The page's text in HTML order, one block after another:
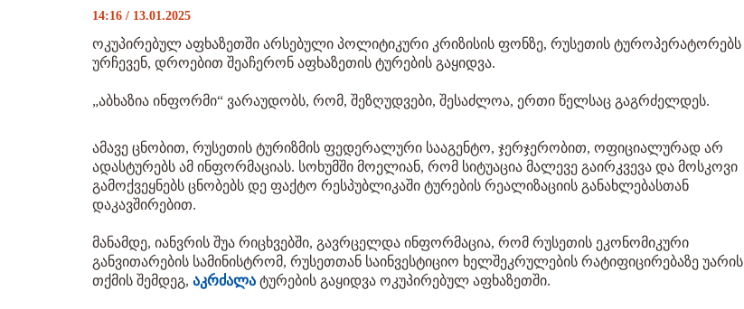
14:16 / 13.01.2025
ოკუპირებულ აფხაზეთში არსებული პოლიტიკური კრიზისის ფონზე, რუსეთის ტუროპერატორებს
ურჩევენ, დროებით შეაჩერონ აფხაზეთის ტურების გაყიდვა.
„აბხაზია ინფორმი“ ვარაუდობს, რომ, შეზღუდვები, შესაძლოა, ერთი წელსაც გაგრძელდეს.
ამავე ცნობით, რუსეთის ტურიზმის ფედერალური სააგენტო, ჯერჯერობით, ოფიციალურად არ
ადასტურებს ამ ინფორმაციას. სოხუმში მოელიან, რომ სიტუაცია მალევე გაირკვევა და მოსკოვი
გამოქვეყნებს ცნობებს დე ფაქტო რესპუბლიკაში ტურების რეალიზაციის განახლებასთან
დაკავშირებით.
მანამდე, იანვრის შუა რიცხვებში, გავრცელდა ინფორმაცია, რომ რუსეთის ეკონომიკური
განვითარების სამინისტრომ, რუსეთთან საინვესტიციო ხელშეკრულების რატიფიცირებაზე უარის
თქმის შემდეგ, აკრძალა ტურების გაყიდვა ოკუპირებულ აფხაზეთში.